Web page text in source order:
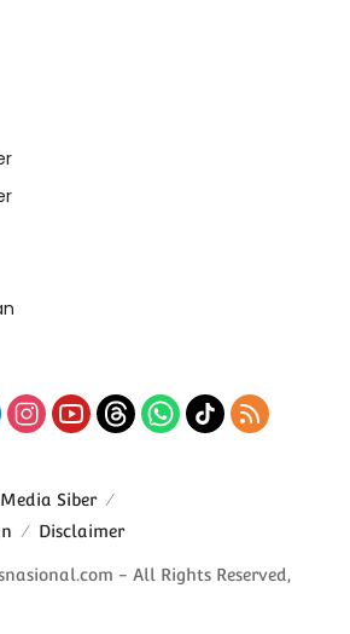
Siber
Disclaimer
- All Rights Reserved,